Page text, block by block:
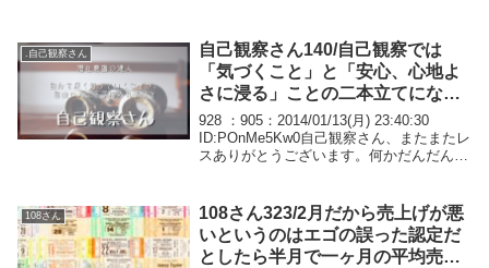
.自己観察さん
自己観察さん140/自己観察では
「気づくこと」と「安心、心地よ
さに浸る」ことの二本立てになっ
ています。
928 ：905：2014/01/13(月) 23:40:30
ID:POnMe5Kw0自己観察さん、またまたレ
スありがとうございます。何かだんだんわ
かに気付く事を...
108さん
108さん323/2月だから売上げが悪
いというのはエゴの誤った認定だ
としたら半月で一ヶ月の平均売上